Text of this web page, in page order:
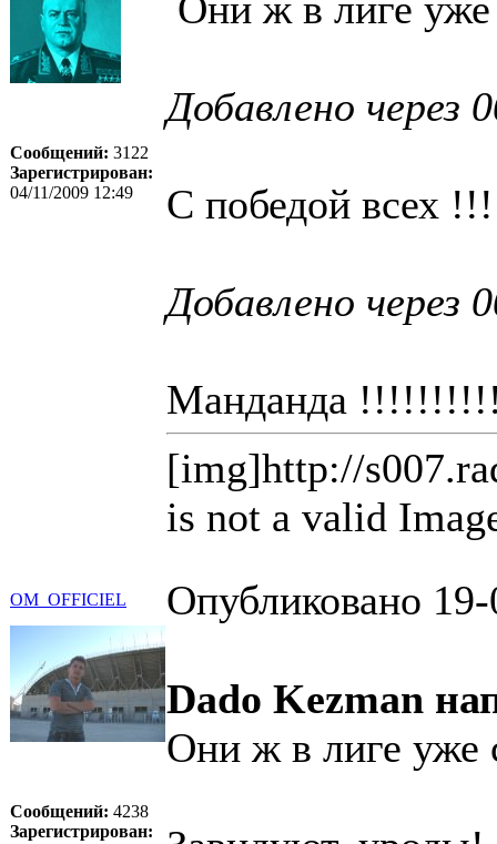
Сообщений: 3122
Зарегистрирован:
04/11/2009 12:49
Добавлено через
С победой
Добавлено через
Манданда
[img]http://
is not a valid
OM_OFFICIEL Опубликовано
Сообщений: 4238
Зарегистрирован:
Dado Kezman
Они ж в лиге уже